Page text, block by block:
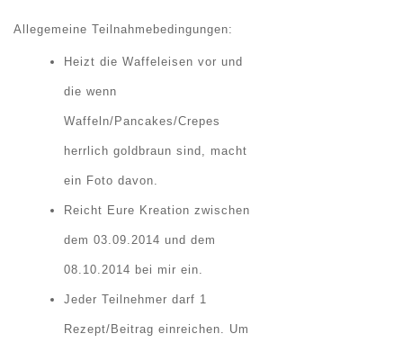
Allegemeine Teilnahmebedingungen:
Heizt die Waffeleisen vor und
die wenn
Waffeln/Pancakes/Crepes
herrlich goldbraun sind, macht
ein Foto davon.
Reicht Eure Kreation zwischen
dem 03.09.2014 und dem
08.10.2014 bei mir ein.
Jeder Teilnehmer darf 1
Rezept/Beitrag einreichen . Um